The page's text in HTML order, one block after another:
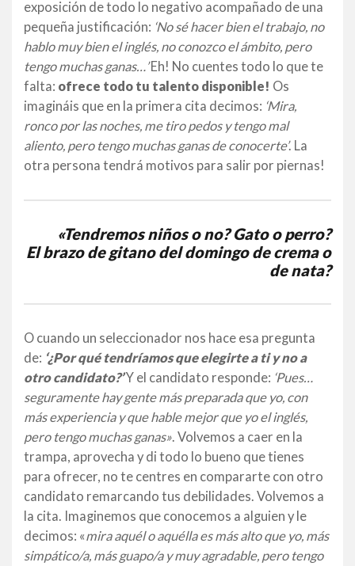
exposición de todo lo negativo acompañado de una
pequeña justificación: ‘No sé hacer bien el trabajo, no
hablo muy bien el inglés, no conozco el ámbito, pero
tengo muchas ganas…’Eh! No cuentes todo lo que te
falta: ofrece todo tu talento disponible! Os
imagináis que en la primera cita decimos: ‘Mira,
ronco por las noches, me tiro pedos y tengo mal
aliento, pero tengo muchas ganas de conocerte’. La
otra persona tendrá motivos para salir por piernas!
«Tendremos niños o no? Gato o perro?
El brazo de gitano del domingo de crema o
de nata?
O cuando un seleccionador nos hace esa pregunta
de: ‘¿Por qué tendríamos que elegirte a ti y no a
otro candidato?’Y el candidato responde: ‘Pues…
seguramente hay gente más preparada que yo, con
más experiencia y que hable mejor que yo el inglés,
pero tengo muchas ganas». Volvemos a caer en la
trampa, aprovecha y di todo lo bueno que tienes
para ofrecer, no te centres en compararte con otro
candidato remarcando tus debilidades. Volvemos a
la cita. Imaginemos que conocemos a alguien y le
decimos: «mira aquél o aquélla es más alto que yo, más
simpático/a, más guapo/a y muy agradable, pero tengo